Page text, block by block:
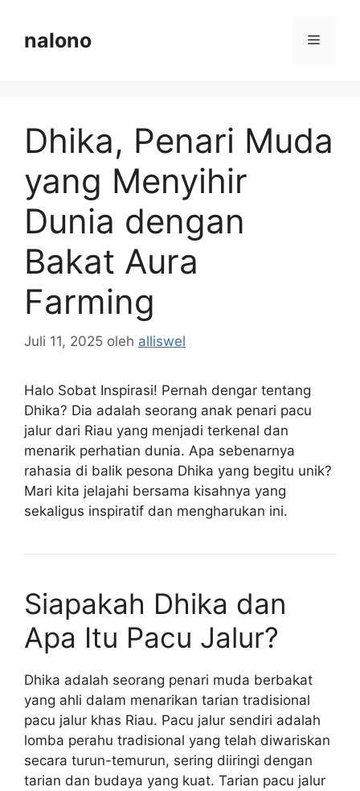
nalono Menu
Dhika, Penari Muda
yang Menyihir
Dunia dengan
Bakat Aura
Farming
Juli 11, 2025 oleh alliswel
Halo Sobat Inspirasi! Pernah dengar tentang
Dhika? Dia adalah seorang anak penari pacu
jalur dari Riau yang menjadi terkenal dan
menarik perhatian dunia. Apa sebenarnya
rahasia di balik pesona Dhika yang begitu unik?
Mari kita jelajahi bersama kisahnya yang
sekaligus inspiratif dan mengharukan ini.
Siapakah Dhika dan
Apa Itu Pacu Jalur?
Dhika adalah seorang penari muda berbakat
yang ahli dalam menarikan tarian tradisional
pacu jalur khas Riau. Pacu jalur sendiri adalah
lomba perahu tradisional yang telah diwariskan
secara turun-temurun, sering diiringi dengan
tarian dan budaya yang kuat. Tarian pacu jalur